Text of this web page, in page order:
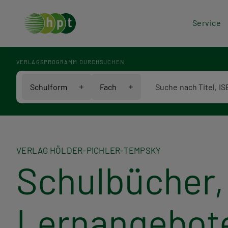
Service
VERLAGSPROGRAMM DURCHSUCHEN
Schulform Fach
VERLAG HÖLDER-PICHLER-TEMPSKY